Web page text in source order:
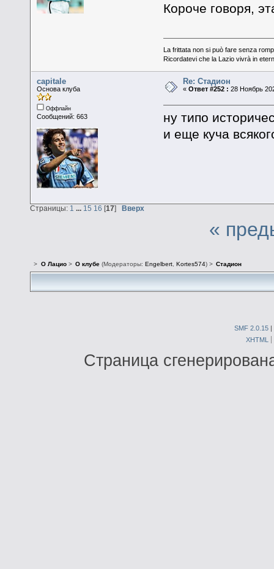
Короче говоря,
La frittata non si può fare senza
Ricordatevi che la Lazio vivrà in
capitale
Основа клуба
Оффлайн
Сообщений: 663
Re: Стадион
«Ответ #252 : 28 Ноябрь
ну типо
и еще куча
Страницы: 1 ... 15 16 [17] Вверх
«
> О Лацио> О клубе(Модераторы: Engelbert, Kortes574) > Стадион
SMF 2.0.15 |
XHTML
Страница